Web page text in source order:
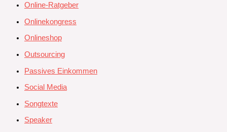
Online-Ratgeber
Onlinekongress
Onlineshop
Outsourcing
Passives Einkommen
Social Media
Songtexte
Speaker